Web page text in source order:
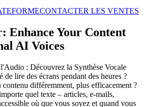
CONTACTER LES VENTES
Enhance Your Content
AI Voices
: Découvrez la Synthèse Vocale
de lire des écrans pendant des heures ?
différemment, plus efficacement ?
quel texte – articles, e-mails,
où que vous soyez et quand vous